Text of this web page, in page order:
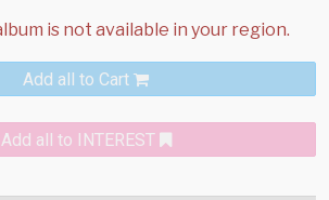
Add all to Cart
Add all to INTEREST